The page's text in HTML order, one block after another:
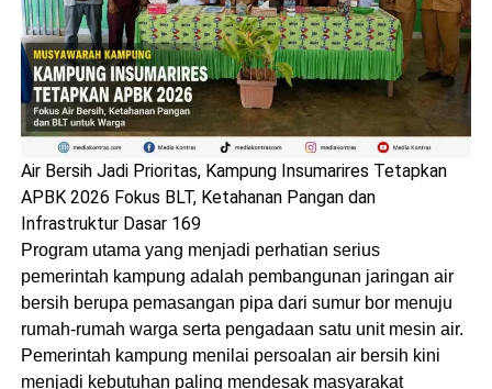
Air Bersih Jadi Prioritas, Kampung Insumarires Tetapkan
APBK 2026 Fokus BLT, Ketahanan Pangan dan
Infrastruktur Dasar 169
Program utama yang menjadi perhatian serius
pemerintah kampung adalah pembangunan jaringan air
bersih berupa pemasangan pipa dari sumur bor menuju
rumah-rumah warga serta pengadaan satu unit mesin air.
Pemerintah kampung menilai persoalan air bersih kini
menjadi kebutuhan paling mendesak masyarakat